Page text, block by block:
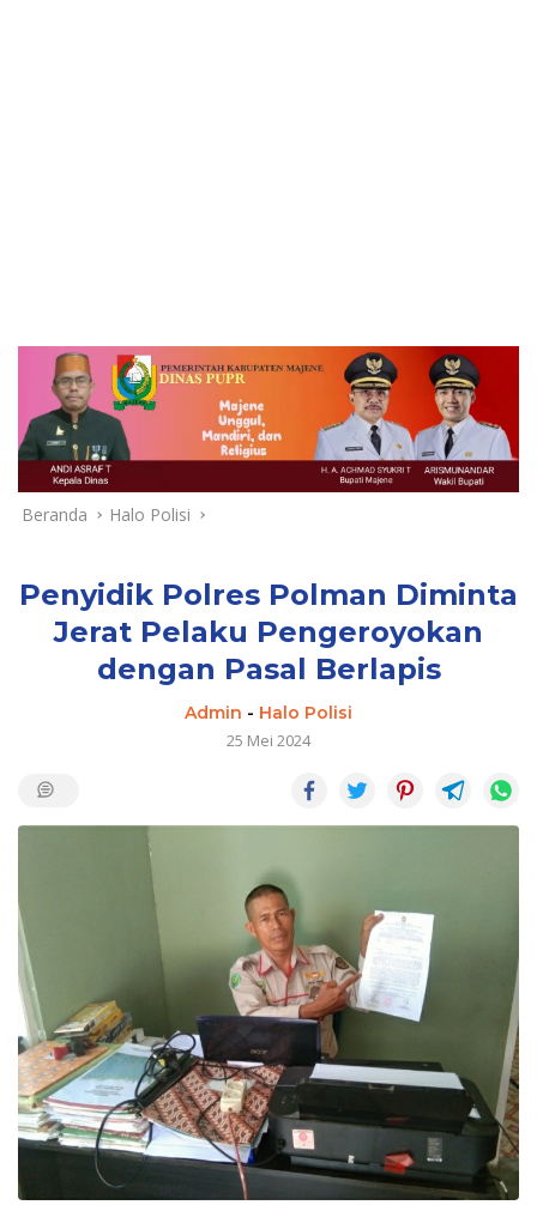
Beranda Halo Polisi
Penyidik Polres Polman Diminta
Jerat Pelaku Pengeroyokan
dengan Pasal Berlapis
Admin - Halo Polisi
25 Mei 2024